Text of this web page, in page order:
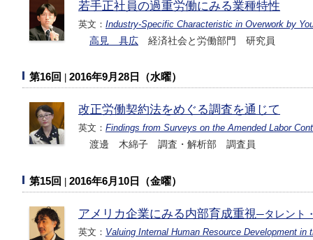
若手正社員の過重労働にみる業種特性
英文： Industry-Specific Characteristic in Overwork by
高見 具広 経済社会と労働部門 研究員
第16回 2016年9月28日（水曜）
改正労働契約法をめぐる調査を通じて
英文： Findings from Surveys on the Amended Labor
渡邊 木綿子 調査・解析部 調査員
第15回 2016年6月10日（金曜）
アメリカ企業にみる内部育成重視─タレント
英文： Valuing Internal Human Resource Development in